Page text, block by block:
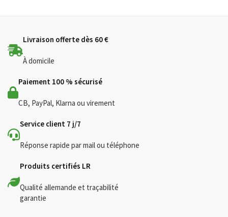
Livraison offerte dès 60 €
À domicile
Paiement 100 % sécurisé
CB, PayPal, Klarna ou virement
Service client 7 j/7
Réponse rapide par mail ou téléphone
Produits certifiés LR
Qualité allemande et traçabilité
garantie